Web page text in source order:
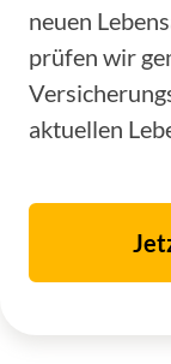
neuen
prüfen wir
aktuellen